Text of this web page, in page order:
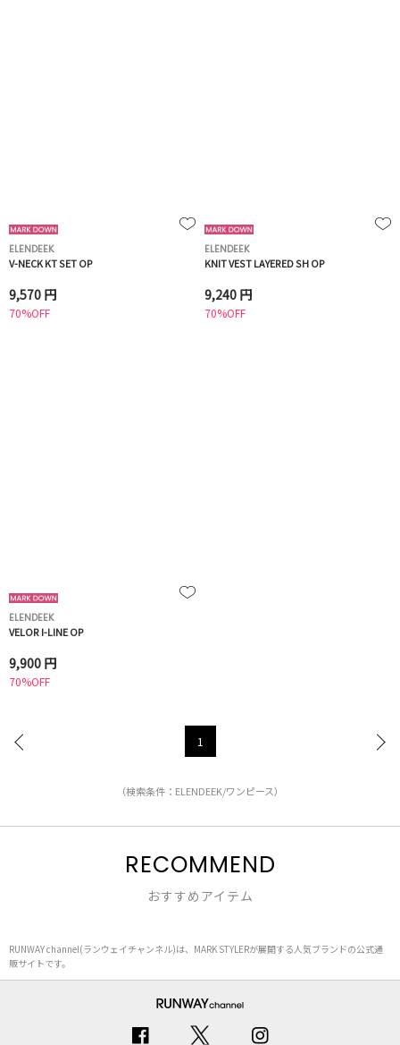
ELENDEEK
V-NECK KT SET OP
9,570 円
70%OFF
ELENDEEK
KNIT VEST LAYERED SH OP
9,240 円
70%OFF
ELENDEEK
VELOR I-LINE OP
9,900 円
70%OFF
1
（検索条件：ELENDEEK/ワンピース）
RECOMMEND
おすすめアイテム
RUNWAY channel(ランウェイチャンネル)は、MARK STYLERが展開する人気ブランドの公式通
販サイトです。